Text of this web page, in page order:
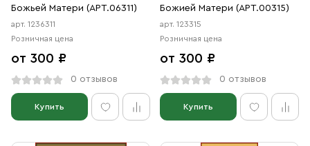
Божьей Матери (АРТ.06311)
арт. 1236311
Розничная цена
от 300 ₽
0 отзывов
Купить
Божией Матери (АРТ.00315)
арт. 123315
Розничная цена
от 300 ₽
0 отзывов
Купить